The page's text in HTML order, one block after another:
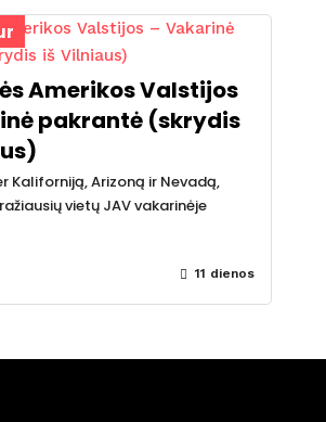
Amerikos Valstijos
pakrantė (skrydis
Kaliforniją, Arizoną ir Nevadą,
vietų JAV vakarinėje
11 dienos